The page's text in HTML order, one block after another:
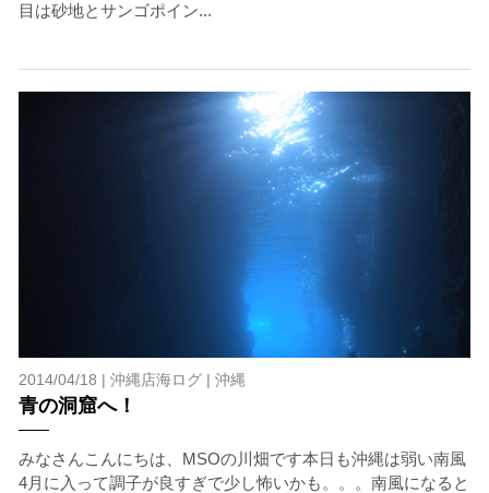
目は砂地とサンゴポイン...
2014/04/18 | 沖縄店海ログ| 沖縄
青の洞窟へ！
みなさんこんにちは、MSOの川畑です本日も沖縄は弱い南風
4月に入って調子が良すぎで少し怖いかも。。。南風になると